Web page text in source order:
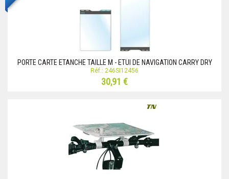
PORTE CARTE ETANCHE TAILLE M - ETUI DE NAVIGATION CARRY DRY
Réf.: 246SI12456
30,91 €